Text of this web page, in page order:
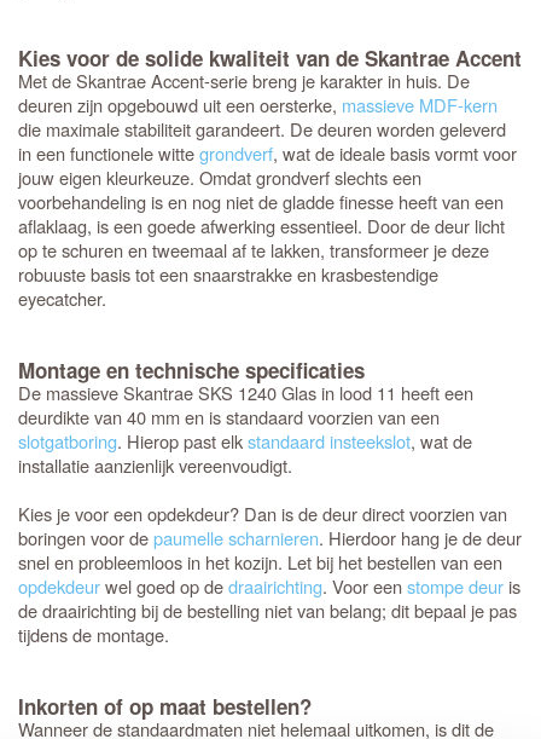
Kies voor de solide kwaliteit van de Skantrae Accent
Met de Skantrae Accent-serie breng je karakter in huis. De
deuren zijn opgebouwd uit een oersterke, massieve MDF-kern
die maximale stabiliteit garandeert. De deuren worden geleverd
in een functionele wittegrondverf, wat de ideale basis vormt voor
jouw eigen kleurkeuze. Omdat grondverf slechts een
voorbehandeling is en nog niet de gladde finesse heeft van een
aflaklaag, is een goede afwerking essentieel. Door de deur licht
op te schuren en tweemaal af te lakken, transformeer je deze
robuuste basis tot een snaarstrakke en krasbestendige
eyecatcher.
Montage en technische specificaties
De massieve Skantrae SKS 1240 Glas in lood 11 heeft een
deurdikte van 40 mm en is standaard voorzien van een
slotgatboring. Hierop past elkstandaard insteekslot, wat de
installatie aanzienlijk vereenvoudigt.
Kies je voor een opdekdeur? Dan is de deur direct voorzien van
boringen voor depaumelle scharnieren. Hierdoor hang je de deur
snel en probleemloos in het kozijn. Let bij het bestellen van een
opdekdeurwel goed op dedraairichting. Voor eenstompe deur is
de draairichting bij de bestelling niet van belang; dit bepaal je pas
tijdens de montage.
Inkorten of op maat bestellen?
Wanneer de standaardmaten niet helemaal uitkomen, is dit de